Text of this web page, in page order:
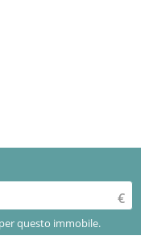
questo immobile.